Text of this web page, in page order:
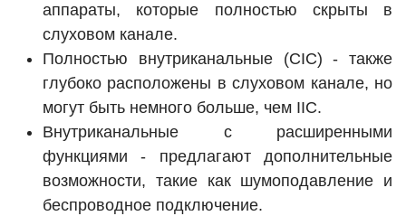
аппараты, которые полностью скрыты в
слуховом канале.
Полностью внутриканальные (CIC) - также
глубоко расположены в слуховом канале, но
могут быть немного больше, чем IIC.
Внутриканальные с расширенными
функциями - предлагают дополнительные
возможности, такие как шумоподавление и
беспроводное подключение.